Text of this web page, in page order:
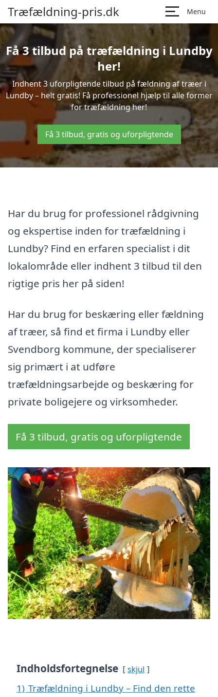
Træfældning-pris.dk Menu
Få 3 tilbud på træfældning i Lundby
her!
Indhent 3 uforpligtende tilbud på fældning af træer i
Lundby – helt gratis! Få professionel hjælp til alle former
for træfældning her!
Få 3 tilbud, gratis og uforpligtende
Har du brug for professionel rådgivning
og ekspertise inden for træfældning i
Lundby? Find en erfaren specialist i dit
lokalområde eller indhent 3 tilbud til den
rigtige pris her på siden!
Har du brug for beskæring eller fældning
af træer, så find et firma i Lundby eller
Svendborg kommune, der specialiserer
sig primært i at udføre
træfældningsarbejde og beskæring for
private boligejere og virksomheder.
Få 3 tilbud, gratis og uforpligtende
Indholdsfortegnelse skjul
1) Træfældning i Lundby – Find den rette